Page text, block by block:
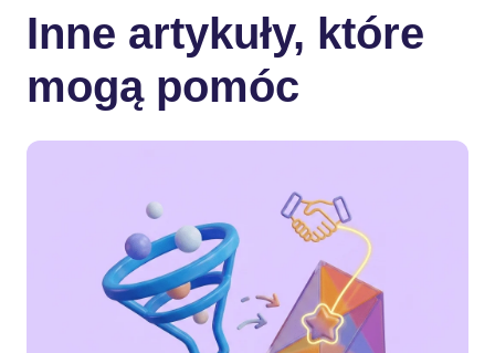
Inne artykuły, które
mogą pomóc